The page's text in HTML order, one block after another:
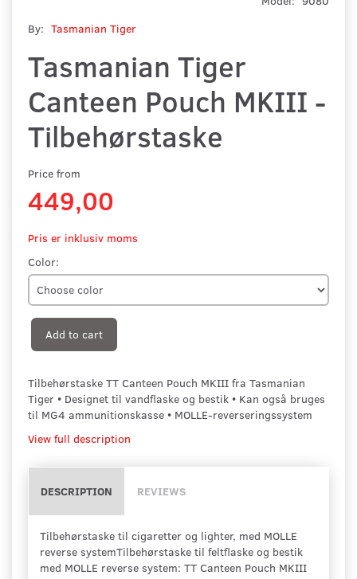
By: Tasmanian Tiger
Tasmanian Tiger
Canteen Pouch MKIII -
Tilbehørstaske
Price from
449,00
Pris er inklusiv moms
Color:
Add to cart
Tilbehørstaske TT Canteen Pouch MKIII fra Tasmanian
Tiger • Designet til vandflaske og bestik • Kan også bruges
til MG4 ammunitionskasse • MOLLE-reverseringssystem
View full description
DESCRIPTION REVIEWS
Tilbehørstaske til cigaretter og lighter, med MOLLE
reverse systemTilbehørstaske til feltflaske og bestik
med MOLLE reverse system: TT Canteen Pouch MKIII